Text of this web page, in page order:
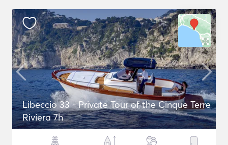
Libeccio 33 - Private Tour of the Cinque Terre
Riviera 7h